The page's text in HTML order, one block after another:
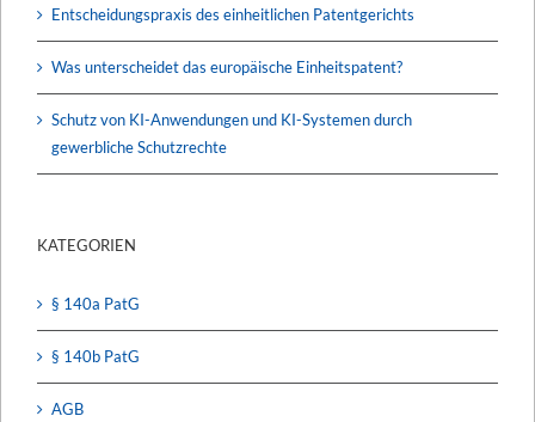
Entscheidungspraxis des einheitlichen Patentgerichts
Was unterscheidet das europäische Einheitspatent?
Schutz von KI-Anwendungen und KI-Systemen durch
gewerbliche Schutzrechte
KATEGORIEN
§ 140a PatG
§ 140b PatG
AGB